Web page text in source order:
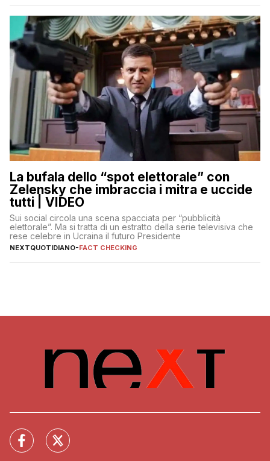
La bufala dello “spot elettorale” con
Zelensky che imbraccia i mitra e uccide
tutti | VIDEO
Sui social circola una scena spacciata per “pubblicità
elettorale”. Ma si tratta di un estratto della serie televisiva che
rese celebre in Ucraina il futuro Presidente
NEXTQUOTIDIANO-FACT CHECKING